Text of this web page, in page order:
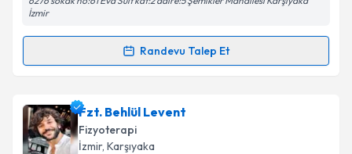
Metni'ni okudum ve kişisel verilerimin belirtilen
Takvim Talebini Gönder
İzmir
Randevu Talep Et
Randevu Takvimi Talebi
Fzt. Gülce Akgül için randevu takvimi talebi oluşturun.
Size bu uzmandan randevu almanız için bir takvim
hazırlandığında e-posta ile bilgilendireceğiz.
Fzt. Behlül Levent
Fizyoterapi
İzmir, Karşıyaka